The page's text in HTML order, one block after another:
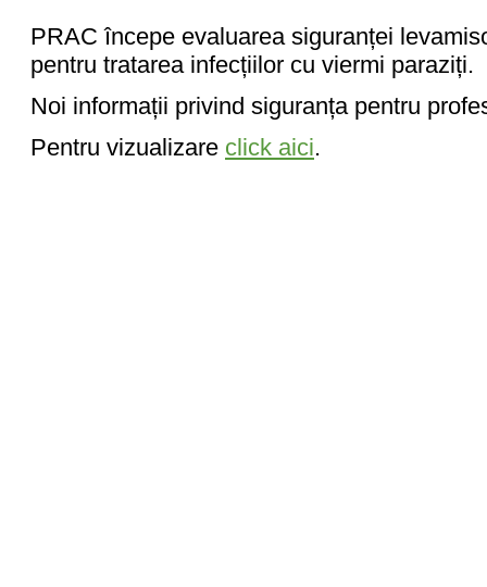
PRAC începe evaluarea siguranței
pentru tratarea infecțiilor cu viermi paraziți.
Noi informații privind siguranța pentru
Pentru vizualizare click aici.